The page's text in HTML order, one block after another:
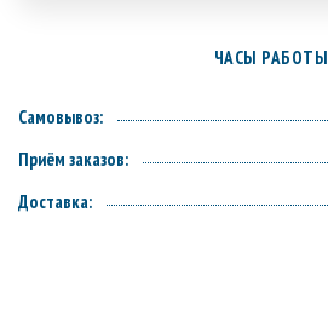
ЧАСЫ РАБОТЫ
Самовывоз:
Приём заказов:
Доставка: